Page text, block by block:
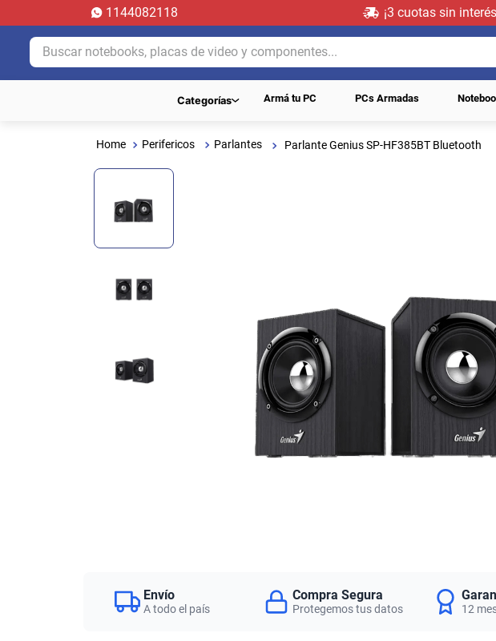
1144082118 ¡3 cuotas sin
Buscar notebooks, placas de video y componentes...
Categorías Armá tu PC PCs Armadas
Perifericos Parlantes Parlante Genius SP-HF385BT Bluetooth
Envío
A todo el país
Compra Segura
Protegemos tus datos 12